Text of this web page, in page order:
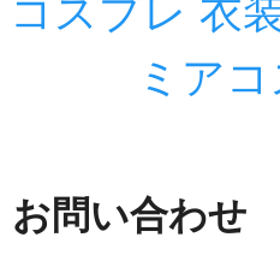
コスプレ 衣
ミア
お問い合わせ